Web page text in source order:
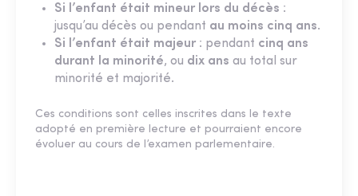
Si l’enfant était mineur lors du décès :
jusqu’au décès ou pendant au moins cinq ans.
Si l’enfant était majeur : pendant cinq ans
durant la minorité, ou dix ans au total sur
minorité et majorité.
Ces conditions sont celles inscrites dans le texte
adopté en première lecture et pourraient encore
évoluer au cours de l’examen parlementaire.